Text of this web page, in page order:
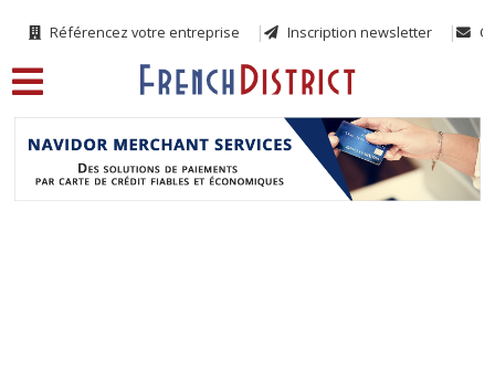
Référencez votre entreprise Inscription newsletter